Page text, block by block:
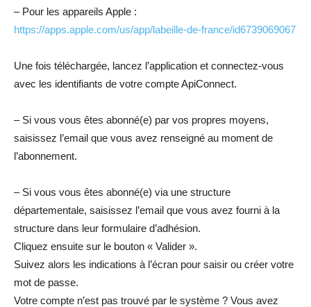
– Pour les appareils Apple :
https://apps.apple.com/us/app/labeille-de-france/id6739069067
Une fois téléchargée, lancez l’application et connectez-vous
avec les identifiants de votre compte ApiConnect.
– Si vous vous êtes abonné(e) par vos propres moyens,
saisissez l’email que vous avez renseigné au moment de
l’abonnement.
– Si vous vous êtes abonné(e) via une structure
départementale, saisissez l’email que vous avez fourni à la
structure dans leur formulaire d’adhésion.
Cliquez ensuite sur le bouton « Valider ».
Suivez alors les indications à l’écran pour saisir ou créer votre
mot de passe.
Votre compte n’est pas trouvé par le système ? Vous avez